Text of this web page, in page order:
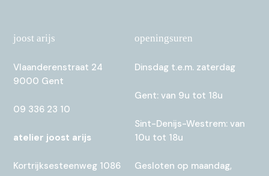
joost arijs
Vlaanderenstraat 24
9000 Gent
09 336 23 10
atelier joost arijs
Kortrijksesteenweg 1086
openingsuren
Dinsdag t.e.m. zaterdag
Gent: van 9u tot 18u
Sint-Denijs-Westrem: van
10u tot 18u
Gesloten op maandag,
joost arijs
Vlaanderenstraat 24
9000 Gent
09 336 23 10
atelier joost arijs
Kortrijksesteenweg 1086
openingsuren
Dinsdag t.e.m. zaterdag
Gent: van 9u tot 18u
Sint-Denijs-Westrem: van
10u tot 18u
Gesloten op maandag,